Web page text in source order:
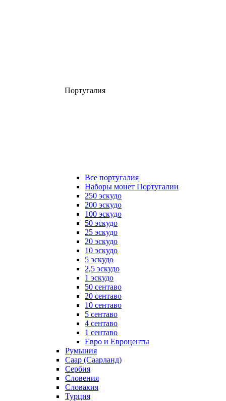
Португалия
Все португалия
Наборы монет Португалии
250 эскудо
200 эскудо
100 эскудо
50 эскудо
25 эскудо
20 эскудо
10 эскудо
5 эскудо
2,5 эскудо
1 эскудо
50 сентаво
20 сентаво
10 сентаво
5 сентаво
4 сентаво
1 сентаво
Евро и Евроценты
Румыния
Саар (Саарланд)
Сербия
Словения
Словакия
Турция